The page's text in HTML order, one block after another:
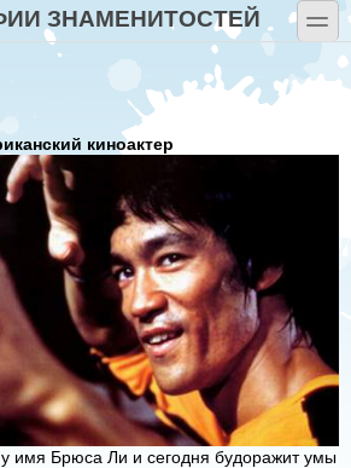
ЗНАМЕНИТОСТЕЙ toggle
киноактер
имя Брюса Ли и сегодня будоражит умы